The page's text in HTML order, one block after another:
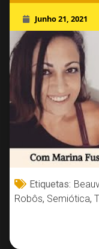
Junho 21, 2021
Etiquetas:
Robôs, Semiótica,